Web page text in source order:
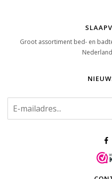
Groot assortiment bed- en